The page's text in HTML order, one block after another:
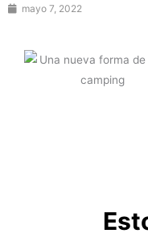
mayo 7, 2022